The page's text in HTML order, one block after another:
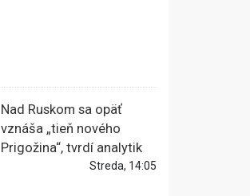
Nad Ruskom sa opäť
vznáša „tieň nového
Prigožina“, tvrdí analytik
Streda, 14:05